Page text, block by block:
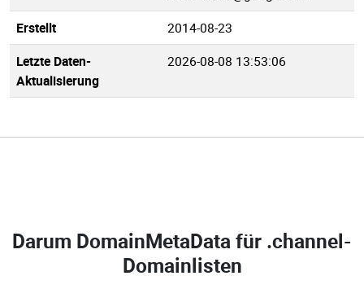
Erstellt
2014-08-23
Letzte Daten-
Aktualisierung
2026-08-08 13:53:06
Darum DomainMetaData für .channel-
Domainlisten